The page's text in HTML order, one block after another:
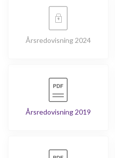
Årsredovisning 2024
Årsredovisning 2019